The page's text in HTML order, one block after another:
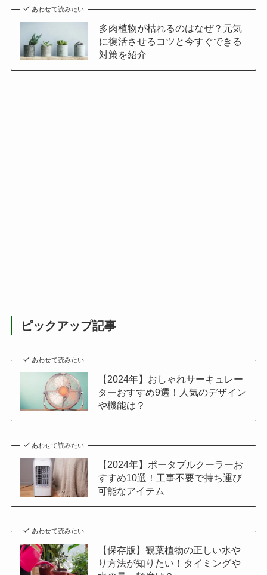
あわせて読みたい
多肉植物が枯れるのはなぜ？元気
に復活させるコツと今すぐできる
対策を紹介
ピックアップ記事
あわせて読みたい
【2024年】おしゃれサーキュレー
ターおすすめ9選！人気のデザイン
や機能は？
あわせて読みたい
【2024年】ポータブルクーラーお
すすめ10選！工事不要で持ち運び
可能なアイテム
あわせて読みたい
【保存版】観葉植物の正しい水や
り方法が知りたい！タイミングや